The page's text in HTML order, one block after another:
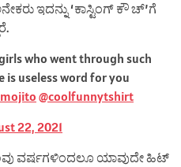
ಇದನ್ನು ‘ಕಾಸ್ಟಿಂಗ್ ಕೌ ಚ್’ಗೆ
who went through such
is useless word for you
@coolfunnytshirt
22, 2021
ವರ್ಷಗಳಿಂದಲೂ ಯಾವುದೇ ಹಿಟ್